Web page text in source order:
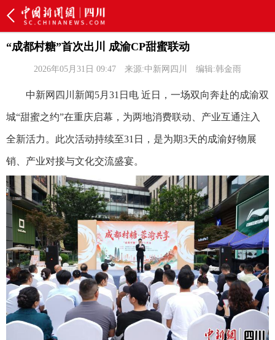
“成都村糖”首次出川 成渝CP甜蜜联动
2026年05月31日 09:47 来源:中新网四川 编辑:韩金雨
中新网四川新闻5月31日电 近日，一场双向奔赴的成渝双
城“甜蜜之约”在重庆启幕，为两地消费联动、产业互通注入
全新活力。此次活动持续至31日，是为期3天的成渝好物展
销、产业对接与文化交流盛宴。